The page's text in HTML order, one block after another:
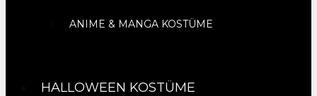
ANIME & MANGA KOSTÜME
HALLOWEEN KOSTÜME